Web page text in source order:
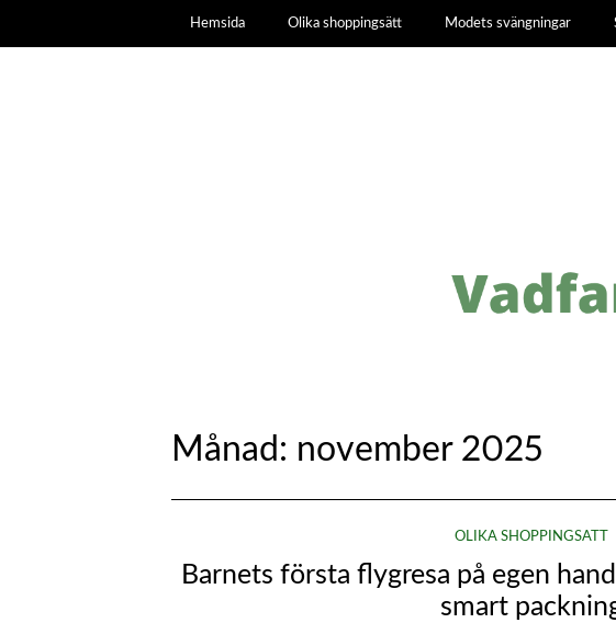
Hemsida Olika shoppingsätt Modets svängningar
Månad: november 2025
OLIKA SHOPPINGSÄTT
Barnets första flygresa på egen
smart